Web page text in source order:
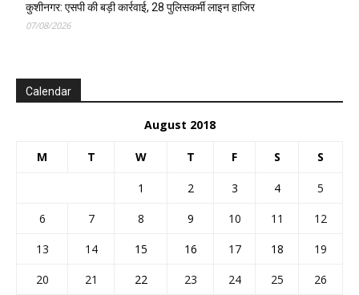
कुशीनगर: एसपी की बड़ी कार्रवाई, 28 पुलिसकर्मी लाइन हाजिर
07/08/2026
Calendar
August 2018
M T W T F S S
1 2 3 4
5
6
7 8 9 10 11
12
13
14 15 16 17 18
19
20
21 22 23 24 25
26